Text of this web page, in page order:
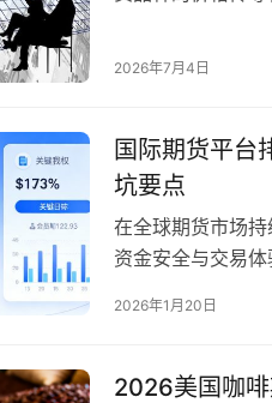
2026年7月4日
国际期货平台
坑要点
在全球期货市场
资金安全与交易
态与监管标准，
的优劣，需跳…
2026年1月20日
2026美国咖